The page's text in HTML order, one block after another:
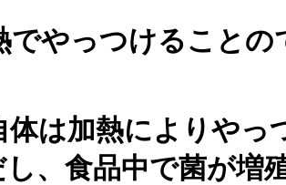
でやっつけること
体は加熱によりやっ
、食品中で菌が増